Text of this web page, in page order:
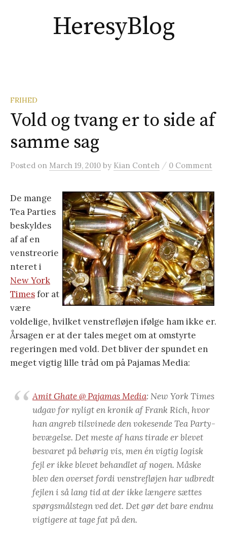
o
n
e
t
HeresyBlog
FRIHED
Vold og tvang er to side af
samme sag
Posted on March 19, 2010 by Kian Conteh / 0 Comment
De mange
Tea Parties
beskyldes
af af en
venstreorie
nteret i
New York
Timesfor at
være
voldelige, hvilket venstrefløjen ifølge ham ikke er.
Årsagen er at der tales meget om at omstyrte
regeringen med vold. Det bliver der spundet en
meget vigtig lille tråd om på Pajamas Media:
Amit Ghate @ Pajamas Media: New York Times
udgav for nyligt en kronik af Frank Rich, hvor
han angreb tilsvinede den vokesende Tea Party-
bevægelse. Det meste af hans tirade er blevet
besvaret på behørig vis, men én vigtig logisk
fejl er ikke blevet behandlet af nogen. Måske
blev den overset fordi venstrefløjen har udbredt
fejlen i så lang tid at der ikke længere sættes
spørgsmålstegn ved det. Det gør det bare endnu
vigtigere at tage fat på den.